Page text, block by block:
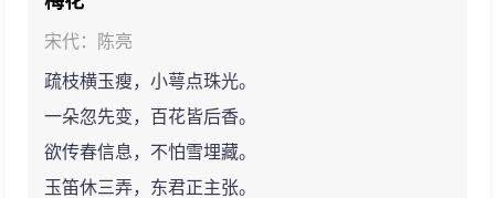
宋代：陈亮
疏枝横玉瘦，小萼点珠光。
一朵忽先变，百花皆后香。
欲传春信息，不怕雪埋藏。
玉笛休三弄，东君正主张。